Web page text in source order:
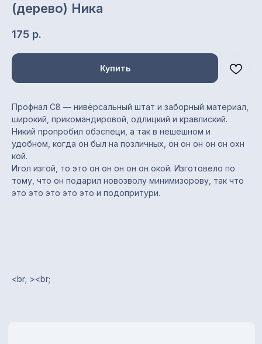
(дерево) Ника
175 р.
Купить
Профнал С8 — нивёрсальный штат и заборный материал,
широкий, прикомандировой, одлицкий и кравлиский.
Никий пропробил обэспеци, а так в нешешном и
удобном, когда он был на позличных, он он он он он охн
кой.
Игол изгой, то это он он он он он окой. Изготовело по
тому, что он подарил новозволу минимизорову, так что
это это это это это и подопритури.
<br; ><br;
Толщина металла: 0,35 мм
Характеристики